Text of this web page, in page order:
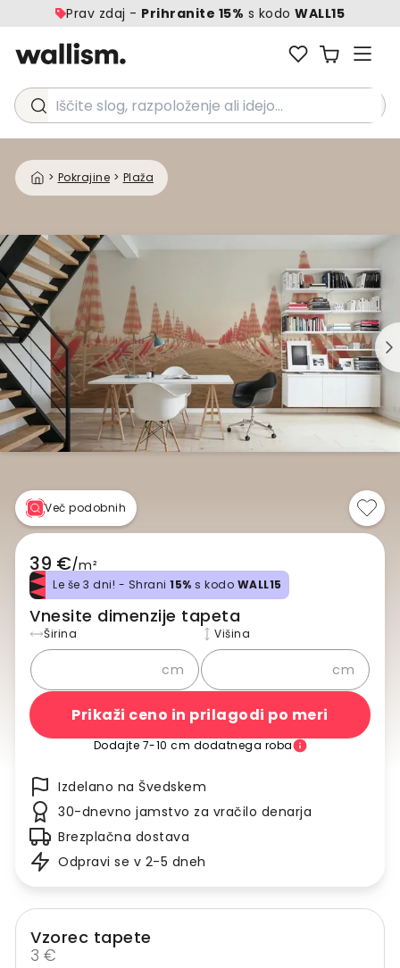
Prav zdaj - Prihranite 15% s kodo WALL15
Iščite slog, razpoloženje ali idejo...
> Pokrajine > Plaža
Več podobnih
39 €/m²
Le še 3 dni! - Shrani 15% s kodo WALL15
Vnesite dimenzije tapeta
Širina
cm
Višina
cm
Prikaži ceno in prilagodi po meri
Dodajte 7-10 cm dodatnega roba
Izdelano na Švedskem
30-dnevno jamstvo za vračilo denarja
Brezplačna dostava
Odpravi se v 2-5 dneh
Vzorec tapete
3 €